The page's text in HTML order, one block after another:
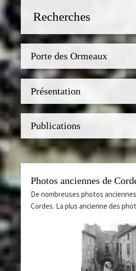
Recherches
Porte des Ormeaux
Présentation
Publications
Photos anciennes de
De nombreuses photos
Cordes. La plus ancienne des